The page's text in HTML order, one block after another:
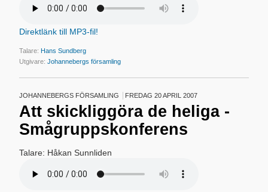
Direktlänk till MP3-fil!
Talare:Hans Sundberg
Utgivare:Johannebergs församling
JOHANNEBERGS FÖRSAMLING FREDAG 20 APRIL 2007
Att skickliggöra de heliga -
Smågruppskonferens
Talare: Håkan Sunnliden